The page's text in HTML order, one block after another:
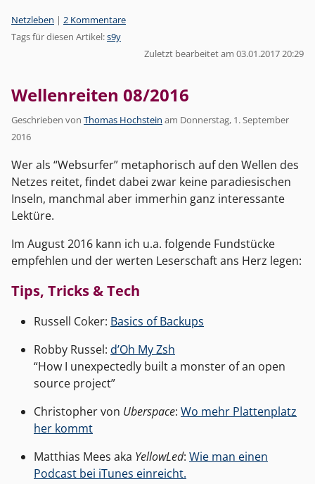
Kategorien:
Netzleben | 2 Kommentare
Tags für diesen Artikel:s9y
Zuletzt bearbeitet am 03.01.2017 20:29
Wellenreiten 08/2016
Geschrieben von Thomas Hochstein am Donnerstag, 1. September
2016
Wer als “Websurfer” metaphorisch auf den Wellen des
Netzes reitet, findet dabei zwar keine paradiesischen
Inseln, manchmal aber immerhin ganz interessante
Lektüre.
Im August 2016 kann ich u.a. folgende Fundstücke
empfehlen und der werten Leserschaft ans Herz legen:
Tips, Tricks & Tech
Russell Coker: Basics of Backups
Robby Russel: d’Oh My Zsh
“How I unexpectedly built a monster of an open
source project”
Christopher von Uberspace: Wo mehr Plattenplatz
her kommt
Matthias Mees aka YellowLed: Wie man einen
Podcast bei iTunes einreicht.